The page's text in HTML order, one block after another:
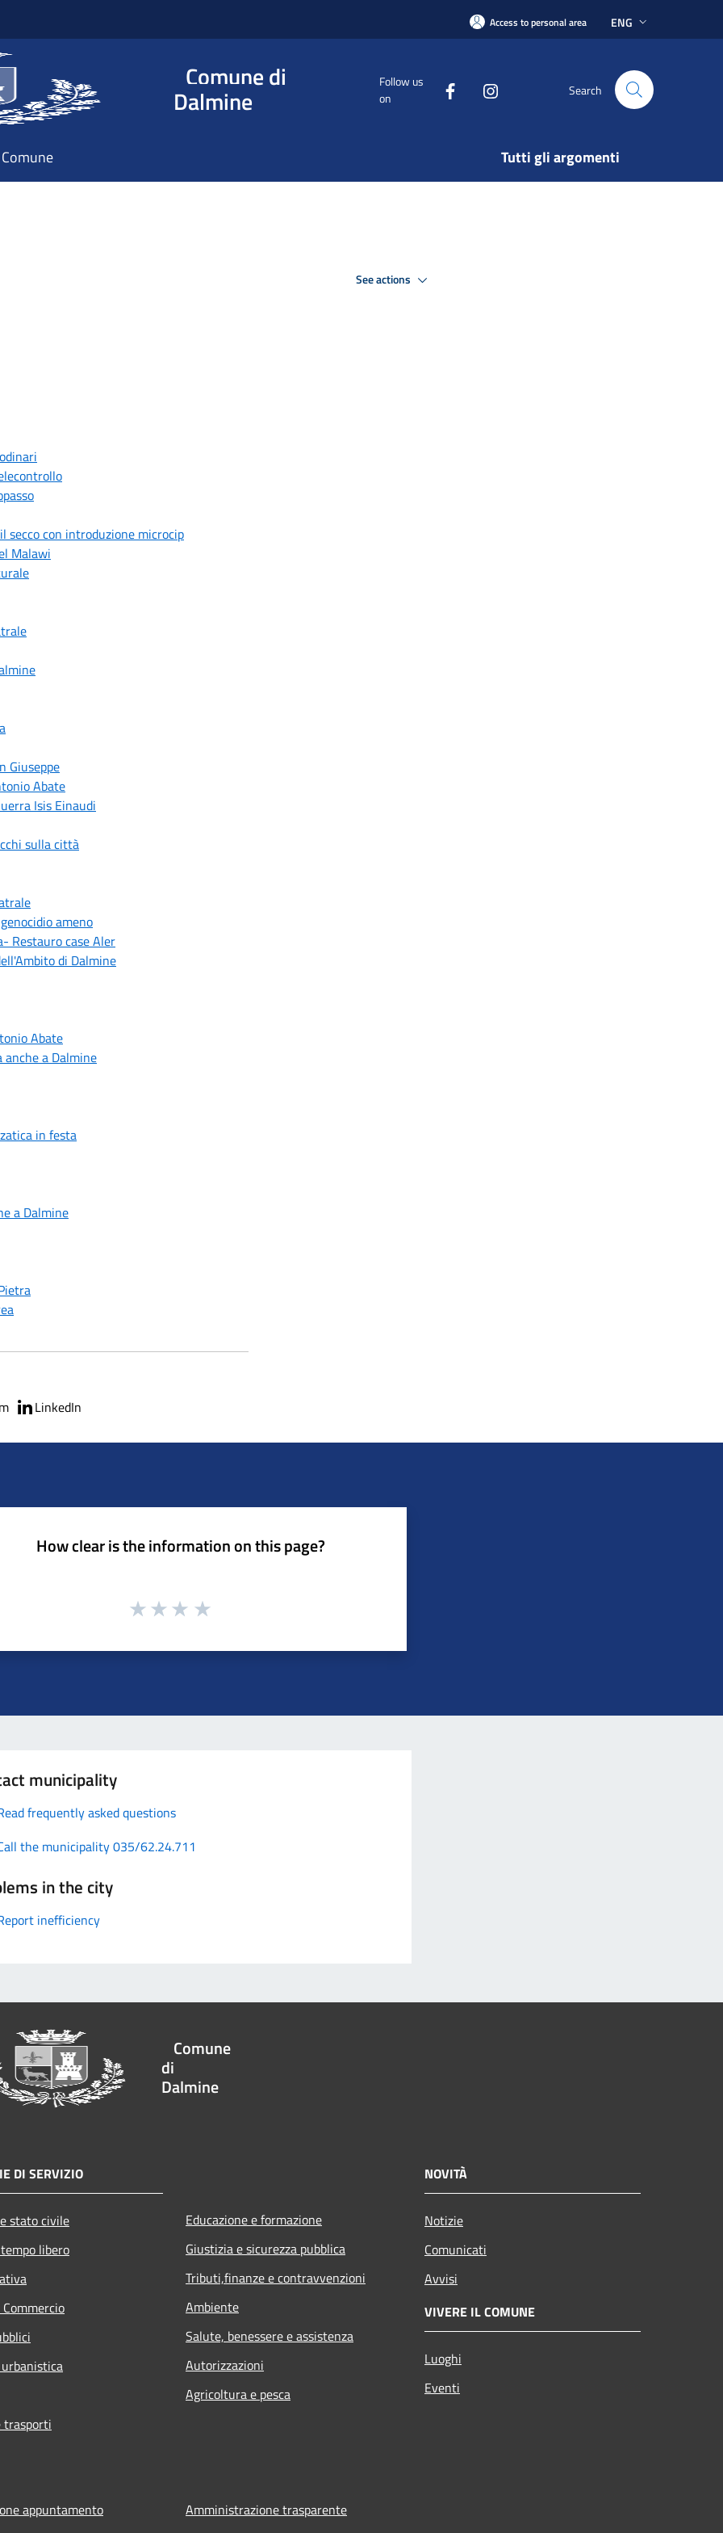
Access to personal area ENG
Comune di
Dalmine
Follow us
on
Search
Tutti gli argomenti
con introduzione microcip
Malawi
Giuseppe
Abate
Isis Einaudi
sulla città
ameno
Restauro case Aler
di Dalmine
Abate
a Dalmine
in festa
a Dalmine
LinkedIn
See actions
How clear is the information on this page?
municipality
frequently asked questions
the municipality 035/62.24.711
in the city
inefficiency
Comune
di
Dalmine
DI SERVIZIO
stato civile
libero
trasporti
Educazione e formazione
Giustizia e sicurezza pubblica
Tributi,finanze e contravvenzioni
Ambiente
Salute, benessere e assistenza
Autorizzazioni
Agricoltura e pesca
NOVITÀ
Notizie
Comunicati
Avvisi
VIVERE IL COMUNE
Luoghi
Eventi
appuntamento
Amministrazione trasparente